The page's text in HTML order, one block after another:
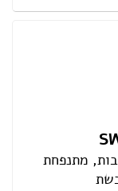
מתנפחת